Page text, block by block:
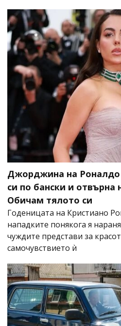
Джорджина на Роналдо
си по бански и отвърна
Обичам тялото си
Годеницата на Кристиано
нападките понякога я
чуждите представи за
самочувствието ѝ